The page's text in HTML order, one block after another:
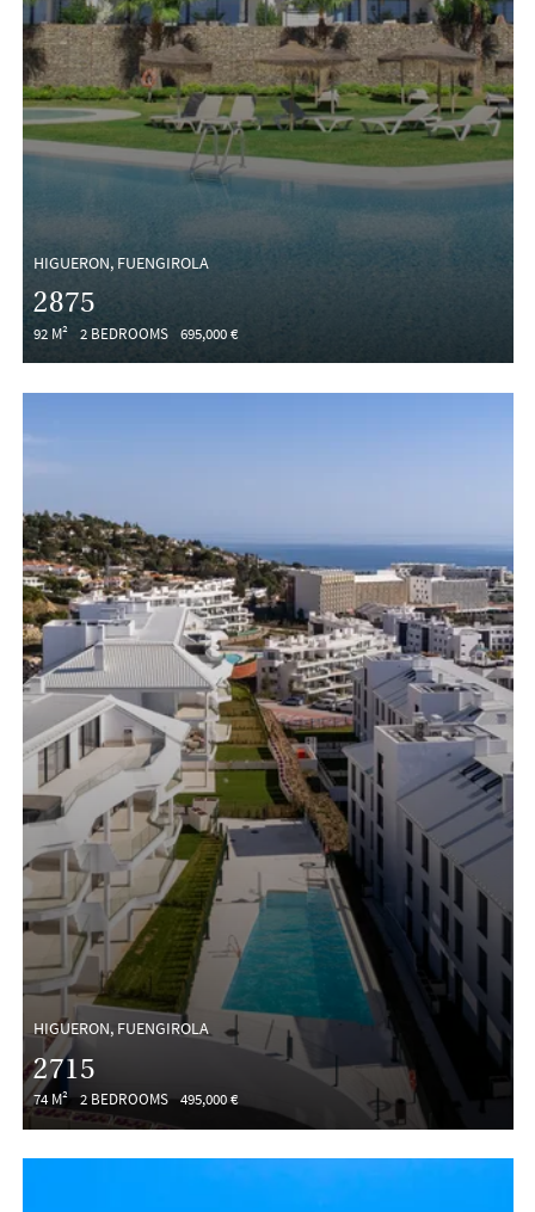
HIGUERON, FUENGIROLA
2875
92 M² 2 BEDROOMS 695,000 €
HIGUERON, FUENGIROLA
2715
74 M² 2 BEDROOMS 495,000 €